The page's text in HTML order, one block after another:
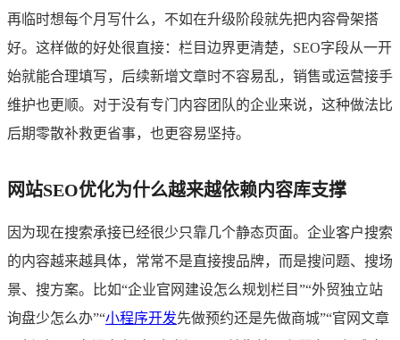
再临时想每个月写什么，不如在升级阶段就先把内容骨架搭
好。这样做的好处很直接：栏目边界更清楚，SEO字段从一开
始就能合理填写，后续新增文章时不容易乱，销售或运营接手
维护也更顺。对于没有专门内容团队的企业来说，这种做法比
后期零散补救更省事，也更容易坚持。
网站SEO优化为什么越来越依赖内容库支撑
因为现在搜索承接已经很少只靠几个静态页面。企业客户搜索
的内容越来越具体，常常不是直接搜品牌，而是搜问题、搜场
景、搜方案。比如“企业官网建设怎么规划栏目”“外贸独立站
询盘少怎么办”“小程序开发先做预约还是先做商城”“官网文章